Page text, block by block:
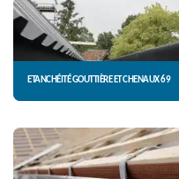
ETANCHÉITÉ GOUTTIÈRE ET CHENAUX 69